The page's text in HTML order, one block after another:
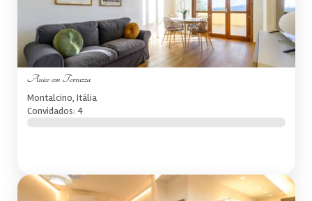
Anice con Terrazza
Montalcino, Itália
Convidados: 4